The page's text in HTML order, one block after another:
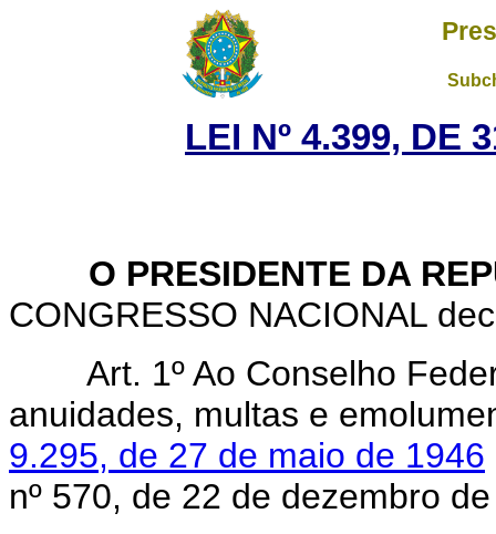
LEI Nº 4.399, DE
O PRESIDENTE DA
CONGRESSO NACIONAL
Art. 1º Ao Conselho
anuidades, multas e
9.295, de 27 de maio de 1946
nº 570, de 22 de dezembro